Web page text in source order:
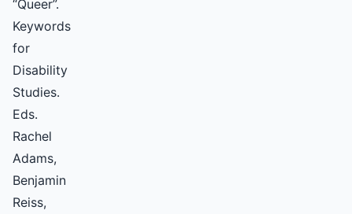
“Queer”.
Keywords
for
Disability
Studies.
Eds.
Rachel
Adams,
Benjamin
Reiss,